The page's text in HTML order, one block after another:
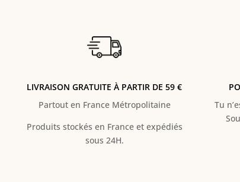
LIVRAISON GRATUITE À PARTIR DE 59 €
Partout en France Métropolitaine
Produits stockés en France et expédiés
sous 24H.
Tu